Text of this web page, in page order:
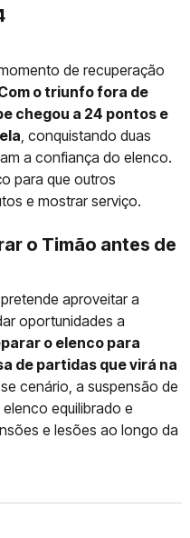
de recuperação
o triunfo fora de
chegou a 24 pontos e
, conquistando duas
a confiança do elenco.
para que outros
e mostrar serviço.
o Timão antes de
aproveitar a
oportunidades a
o elenco para
de partidas que virá na
cenário, a suspensão de
equilibrado e
e lesões ao longo da